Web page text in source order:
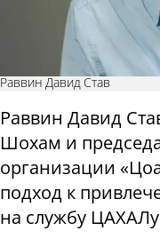
Раввин Давид Став
Раввин Давид
Шохам и
организации
подход к
на службу